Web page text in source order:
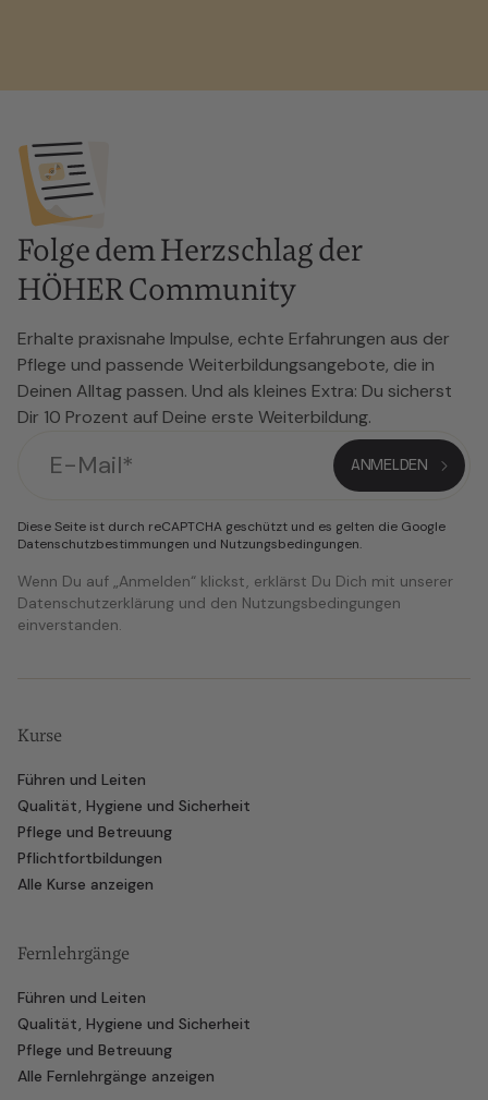
Folge dem Herzschlag der
HÖHER Community
Erhalte praxisnahe Impulse, echte Erfahrungen aus der
Pflege und passende Weiterbildungsangebote, die in
Deinen Alltag passen. Und als kleines Extra: Du sicherst
Dir 10 Prozent auf Deine erste Weiterbildung.
Diese Seite ist durch reCAPTCHA geschützt und es gelten die Google
Datenschutzbestimmungen und Nutzungsbedingungen.
Wenn Du auf „Anmelden“ klickst, erklärst Du Dich mit unserer
Datenschutzerklärung und den Nutzungsbedingungen
einverstanden.
Kurse
Führen und Leiten
Qualität, Hygiene und Sicherheit
Pflege und Betreuung
Pflichtfortbildungen
Alle Kurse anzeigen
Fernlehrgänge
Führen und Leiten
Qualität, Hygiene und Sicherheit
Pflege und Betreuung
Alle Fernlehrgänge anzeigen